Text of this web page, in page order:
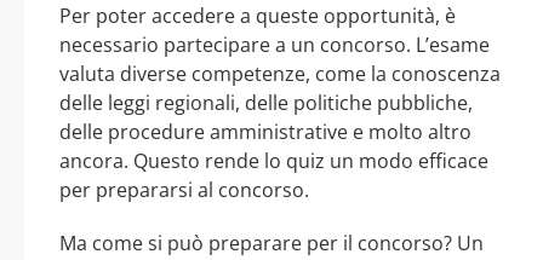
Per poter accedere a queste opportunità, è
necessario partecipare a un concorso. L’esame
valuta diverse competenze, come la conoscenza
delle leggi regionali, delle politiche pubbliche,
delle procedure amministrative e molto altro
ancora. Questo rende lo quiz un modo efficace
per prepararsi al concorso.
Ma come si può preparare per il concorso? Un